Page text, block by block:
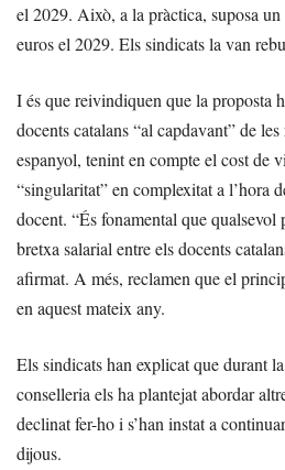
el 2029. Això, a la pràctica, suposa
euros el 2029. Els sindicats la van
I és que reivindiquen que la proposta
docents catalans “al capdavant” de
espanyol, tenint en compte el cost de
“singularitat” en complexitat a l’hora
docent. “És fonamental que qualsevol
bretxa salarial entre els docents
afirmat. A més, reclamen que el
en aquest mateix any.
Els sindicats han explicat que durant
conselleria els ha plantejat abordar
declinat fer-ho i s’han instat a
dijous.